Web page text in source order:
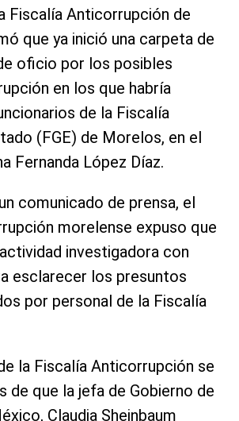
Fiscalía Anticorrupción de
que ya inició una carpeta de
oficio por los posibles
en los que habría
de la Fiscalía
(FGE) de Morelos, en el
Fernanda López Díaz.
comunicado de prensa, el
morelense expuso que
investigadora con
esclarecer los presuntos
por personal de la Fiscalía
la Fiscalía Anticorrupción se
de que la jefa de Gobierno de
Claudia Sheinbaum